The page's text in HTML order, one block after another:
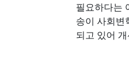
필요하다는
송이 사회변
되고 있어